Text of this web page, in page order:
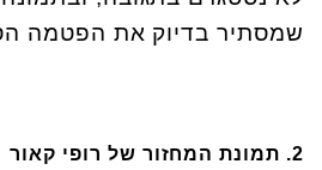
שמסתיר בדיוק את הפטמה
2. תמונת המחזור של רופי קאור